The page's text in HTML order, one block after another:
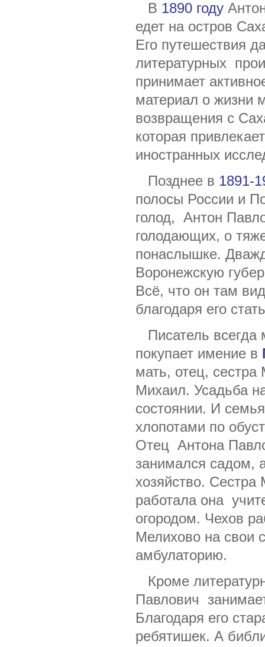
В 1890 году
едет на остров
Его путешествия
литературных
принимает
материал о жизни
возвращения с
которая
иностранных
Позднее в 1891-
полосы России и
голод, Антон
голодающих, о
понаслышке.
Воронежскую
Всё, что он там
благодаря его
Писатель всегда
покупает имение в
мать, отец,
Михаил. Усадьба
состоянии. И
хлопотами по
Отец Антона
занимался садом,
хозяйство.
работала она
огородом. Чехов
Мелихово на свои
амбулаторию.
Кроме
Павлович
Благодаря его
ребятишек. А